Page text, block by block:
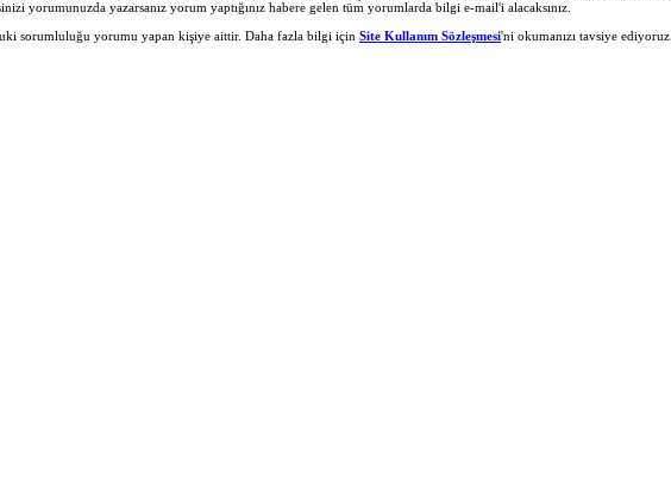
yorumunuzda yazarsanız yorum yaptığınız habere gelen tüm yorumlarda bilgi e-mail'i alacaksınız.
sorumluluğu yorumu yapan kişiye aittir. Daha fazla bilgi için Site Kullanım Sözleşmesi'ni okumanızı tavsiye ediyoruz.